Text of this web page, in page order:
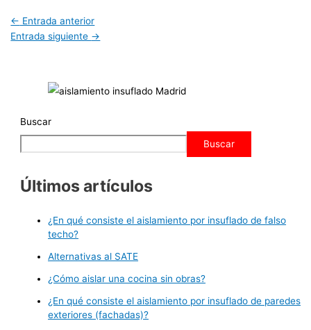
← Entrada anterior
Entrada siguiente →
Buscar
Buscar
Últimos artículos
¿En qué consiste el aislamiento por insuflado de falso
techo?
Alternativas al SATE
¿Cómo aislar una cocina sin obras?
¿En qué consiste el aislamiento por insuflado de paredes
exteriores (fachadas)?